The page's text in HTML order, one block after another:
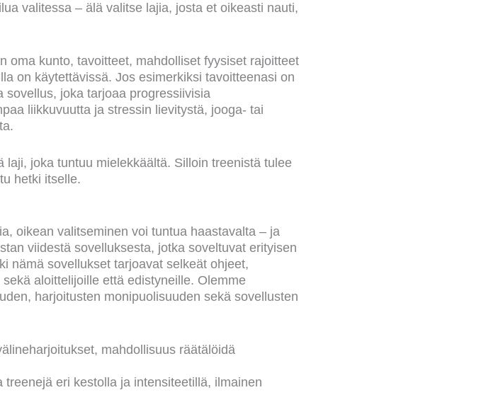
valitessa – älä valitse lajia, josta et oikeasti nauti,
oma kunto, tavoitteet, mahdolliset fyysiset rajoitteet
on käytettävissä. Jos esimerkiksi tavoitteenasi on
joka tarjoaa progressiivisia
liikkuvuutta ja stressin lievitystä, jooga- tai
joka tuntuu mielekkäältä. Silloin treenistä tulee
hetki itselle.
oikean valitseminen voi tuntua haastavalta – ja
viidestä sovelluksesta, jotka soveltuvat erityisen
nämä sovellukset tarjoavat selkeät ohjeet,
aloittelijoille että edistyneille. Olemme
harjoitusten monipuolisuuden sekä sovellusten
mahdollisuus räätälöidä
treenejä eri kestolla ja intensiteetillä, ilmainen